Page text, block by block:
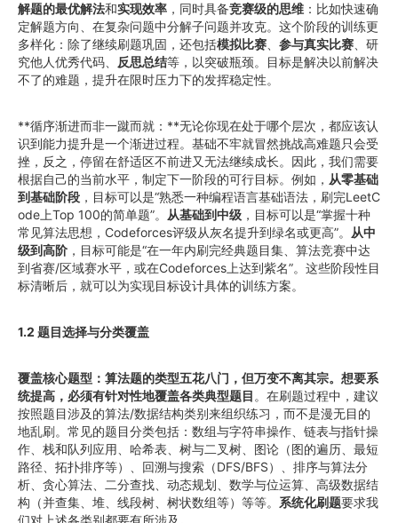
解题的最优解法和实现效率 ，同时具备竞赛级的思维 ：比如快速确
定解题方向、在复杂问题中分解子问题并攻克。这个阶段的训练更
多样化：除了继续刷题巩固，还包括模拟比赛 参与真实比赛 、研
究他人优秀代码、
反思总结等，以突破瓶颈。目标是解决以前解决
不了的难题，提升在限时压力下的发挥稳定性。
**循序渐进而非一蹴而就：**无论你现在处于哪个层次，都应该认
识到能力提升是一个渐进过程。基础不牢就冒然挑战高难题只会受
挫，反之，停留在舒适区不前进又无法继续成长。因此，我们需要
根据自己的当前水平，制定下一阶段的可行目标。例如， 从零基础
到基础阶段 ，目标可以是“熟悉一种编程语言基础语法，刷完LeetC
ode上Top 100的简单题”。 从基础到中级 ，目标可以是“掌握十种
常见算法思想，Codeforces评级从灰名提升到绿名或更高”。 从中
级到高阶 ，目标可能是“在一年内刷完经典题目集、算法竞赛中达
到省赛/区域赛水平，或在Codeforces上达到紫名”。这些阶段性目
标清晰后，就可以为实现目标设计具体的训练方案。
1.2 题目选择与分类覆盖
覆盖核心题型：算法题的类型五花八门，但万变不离其宗。想要系
统提高，必须有针对性地覆盖各类典型题目 。在刷题过程中，建议
按照题目涉及的算法/数据结构类别来组织练习，而不是漫无目的
地乱刷。常见的题目分类包括：数组与字符串操作、链表与指针操
作、栈和队列应用、哈希表、树与二叉树、图论（图的遍历、最短
路径、拓扑排序等）、回溯与搜索（DFS/BFS）、排序与算法分
析、贪心算法、二分查找、动态规划、数学与位运算、高级数据结
构（并查集、堆、线段树、树状数组等）等等。 系统化刷题要求我
们对上述各类别都要有所涉及。